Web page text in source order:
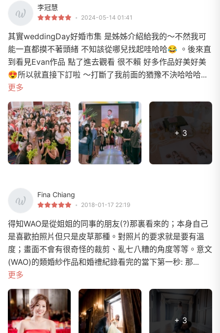
李冠慧
2024-05-14 01:41
其實weddingDay好婚市集 是姊姊介紹給我的～不然我可
能一直都摸不著頭緒 不知該從哪兒找起哇哈哈😂 。後來直
到看見Evan作品 點了進去觀看 很不賴 好多作品好美好美
😍所以就直接下訂啦 ～打斷了我前面的猶豫不決哈哈哈...
更多
+ 3
Fina Chiang
2018-01-17 22:19
得知WAO是從姐姐的同事的朋友(?)那裏看來的；本身自己
是喜歡拍照片但只是皮草那種。對照片的要求就是要有溫
度；畫面不會有很奇怪的裁剪、亂七八糟的角度等等。意文
(WAO)的類婚紗作品和婚禮紀錄看完的當下第一秒: 那...
更多
+ 3